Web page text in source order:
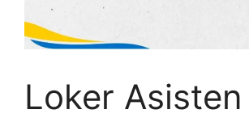
Loker Asisten